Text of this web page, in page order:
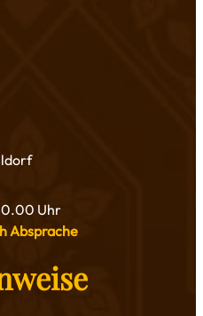
Uhr
Absprache